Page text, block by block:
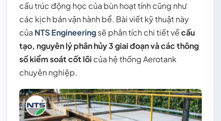
cấu trúc động học của bùn hoạt tính cũng như
các kịch bản vận hành bể. Bài viết kỹ thuật này
của NTS Engineeringsẽ phân tích chi tiết vềcấu
tạo, nguyên lý phân hủy 3 giai đoạn và các thông
số kiểm soát cốt lõi của hệ thống Aerotank
chuyên nghiệp.